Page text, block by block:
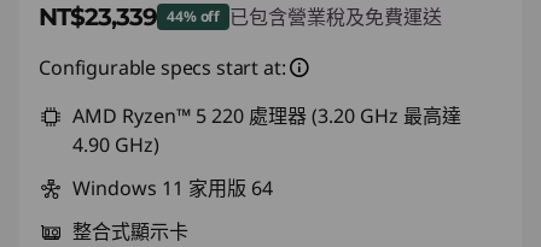
NT$23,339 44% off 已包含營業稅及免費運送
即時折扣： :-NT$18,651
Configurable specs start at:
AMD Ryzen™ 5 220 處理器 (3.20 GHz 最高達
4.90 GHz)
Windows 11 家用版 64
整合式顯示卡